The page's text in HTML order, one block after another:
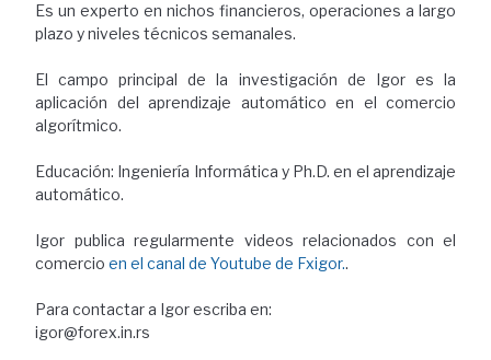
Es un experto en nichos financieros, operaciones a largo
plazo y niveles técnicos semanales.
El campo principal de la investigación de Igor es la
aplicación del aprendizaje automático en el comercio
algorítmico.
Educación: Ingeniería Informática y Ph.D. en el aprendizaje
automático.
Igor publica regularmente videos relacionados con el
comercio en el canal de Youtube de Fxigor..
Para contactar a Igor escriba en:
igor@forex.in.rs